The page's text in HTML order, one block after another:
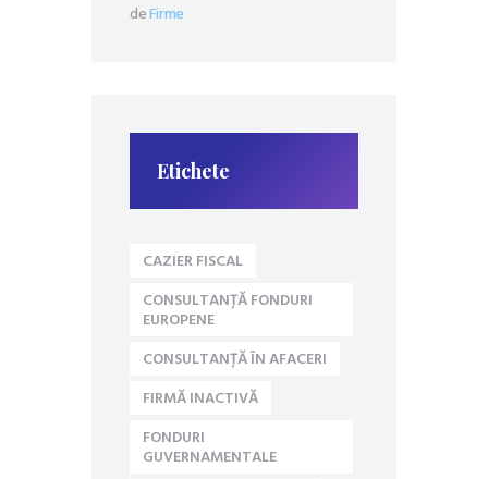
deFirme
Etichete
CAZIER FISCAL
CONSULTANȚĂ FONDURI
EUROPENE
CONSULTANȚĂ ÎN AFACERI
FIRMĂ INACTIVĂ
FONDURI
GUVERNAMENTALE